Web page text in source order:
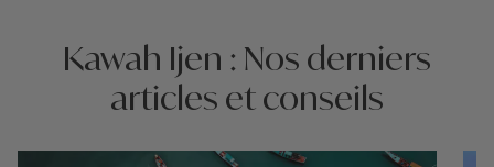
Kawah Ijen : Nos derniers
articles et conseils